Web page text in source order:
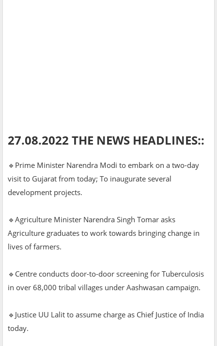
27.08.2022 THE NEWS HEADLINES::
🔹Prime Minister Narendra Modi to embark on a two-day
visit to Gujarat from today; To inaugurate several
development projects.
🔹Agriculture Minister Narendra Singh Tomar asks
Agriculture graduates to work towards bringing change in
lives of farmers.
🔹Centre conducts door-to-door screening for Tuberculosis
in over 68,000 tribal villages under Aashwasan campaign.
🔹Justice UU Lalit to assume charge as Chief Justice of India
today.